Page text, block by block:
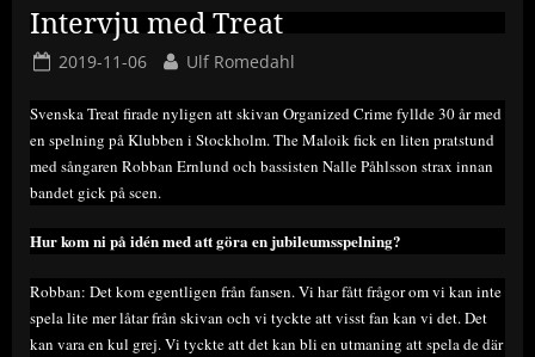
Intervju med Treat
Posted
2019-11-06 By
Ulf Romedahl
Svenska Treat firade nyligen att skivan Organized Crime fyllde 30 år med
en spelning på Klubben i Stockholm. The Maloik fick en liten pratstund
med sångaren Robban Ernlund och bassisten Nalle Påhlsson strax innan
bandet gick på scen.
Hur kom ni på idén med att göra en jubileumsspelning?
Robban: Det kom egentligen från fansen. Vi har fått frågor om vi kan inte
spela lite mer låtar från skivan och vi tyckte att visst fan kan vi det. Det
kan vara en kul grej. Vi tyckte att det kan bli en utmaning att spela de där